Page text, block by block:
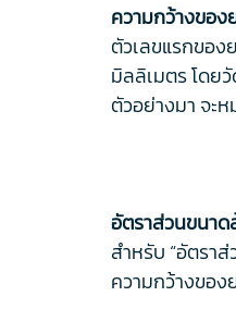
ความกว้างของ
ตัวเลขแรกของ
มิลลิเมตร โดย
ตัวอย่างมา จะ
อัตราส่วนขนา
สำหรับ “อัตรา
ความกว้างของ